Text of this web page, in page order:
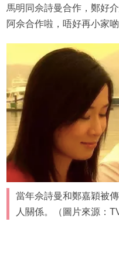
馬明同佘詩曼合作，鄭好
阿佘合作啦，唔好再小家啲
當年佘詩曼和鄭嘉穎被
人關係。（圖片來源：